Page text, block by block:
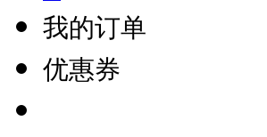
我的订单
优惠券